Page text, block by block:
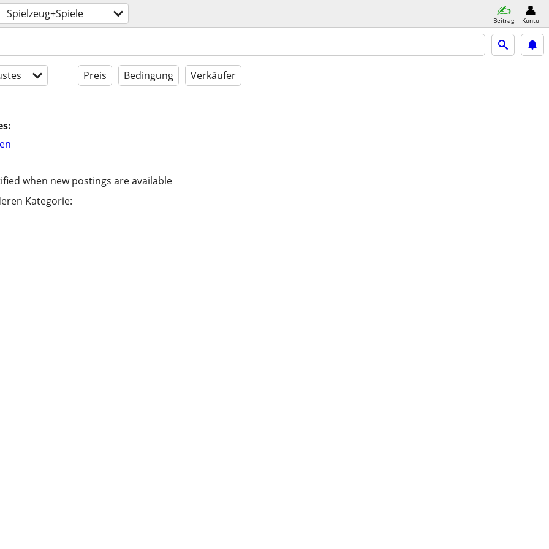
Spielzeug+Spiele Beitrag Konto
Preis Bedingung Verkäufer
when new postings are available
Kategorie: